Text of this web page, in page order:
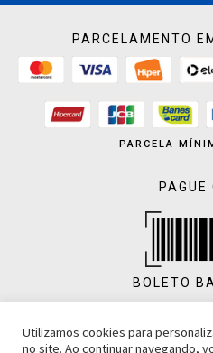
PARCELAMENTO
PARCELA
PAGUE
BOLETO
Utilizamos cookies para
no site. Ao continuar navegando,